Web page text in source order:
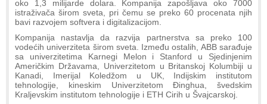
oko 1,3 milijarde dolara. Kompanija zapošljava oko 7000
istraživača širom sveta, pri čemu se preko 60 procenata njih
bavi razvojem softvera i digitalizacijom.
Kompanija nastavlja da razvija partnerstva sa preko 100
vodećih univerziteta širom sveta. Između ostalih, ABB sarađuje
sa univerzitetima Karnegi Melon i Stanford u Sjedinjenim
Američkim Državama, Univerzitetom u Britanskoj Kolumbiji u
Kanadi, Imerijal Koledžom u UK, Indijskim institutom
tehnologije, kineskim Univerzitetom Đinghua, švedskim
Kraljevskim institutom tehnologije i ETH Cirih u Švajcarskoj.